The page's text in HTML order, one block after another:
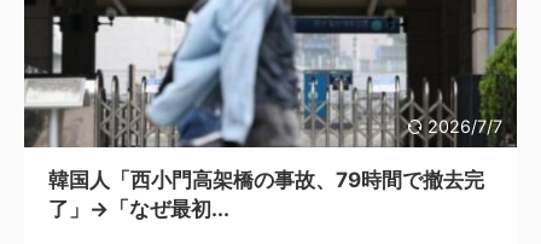
2026/7/7
韓国人「西小門高架橋の事故、79時間で撤去完
了」→「なぜ最初...